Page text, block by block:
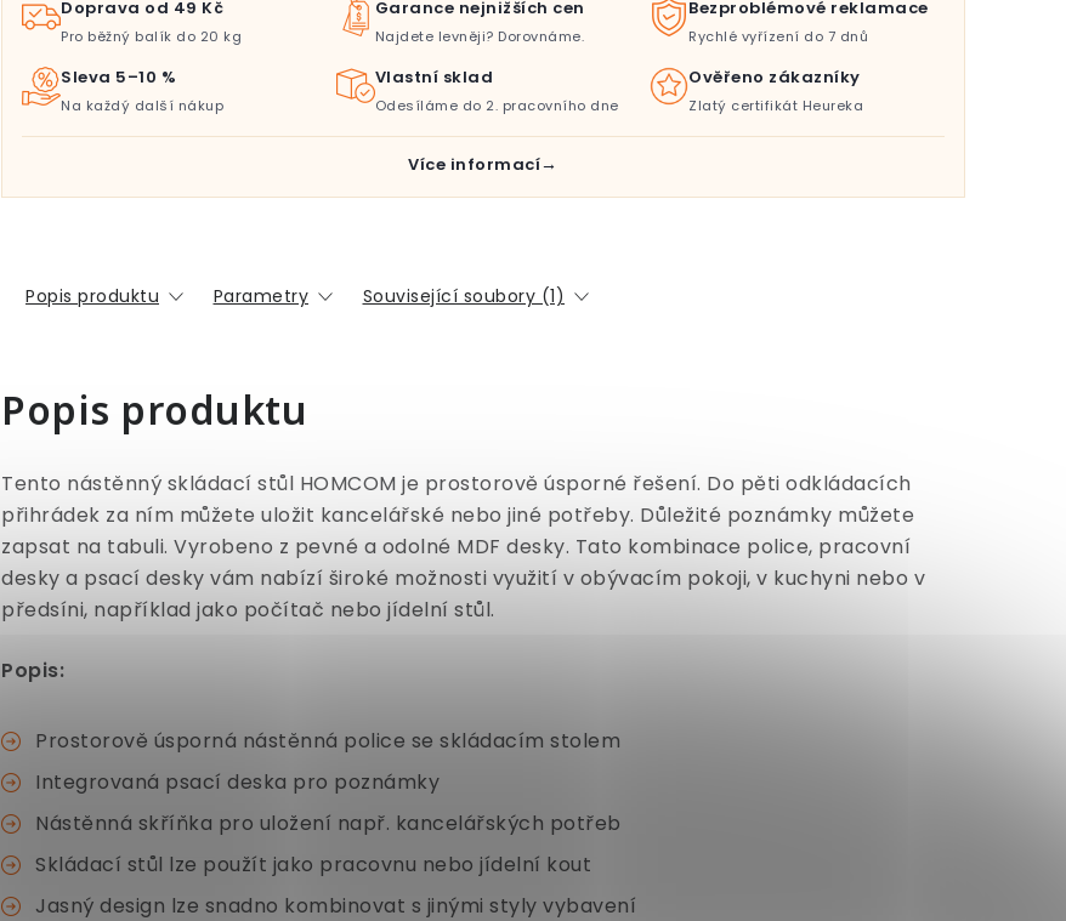
Doprava od 49 Kč
Pro běžný balík do 20 kg
Garance nejnižších cen
Najdete levněji? Dorovnáme.
Bezproblémové reklamace
Rychlé vyřízení do 7 dnů
Sleva 5–10 %
Na každý další nákup
Vlastní sklad
Odesíláme do 2. pracovního dne
Ověřeno zákazníky
Zlatý certifikát Heureka
Více informací
Popis produktu Parametry Související soubory (1)
Popis produktu
Tento nástěnný skládací stůl HOMCOM je prostorově úsporné řešení. Do pěti odkládacích
přihrádek za ním můžete uložit kancelářské nebo jiné potřeby. Důležité poznámky můžete
zapsat na tabuli. Vyrobeno z pevné a odolné MDF desky. Tato kombinace police, pracovní
desky a psací desky vám nabízí široké možnosti využití v obývacím pokoji, v kuchyni nebo v
předsíni, například jako počítač nebo jídelní stůl.
Popis:
Prostorově úsporná nástěnná police se skládacím stolem
Integrovaná psací deska pro poznámky
Nástěnná skříňka pro uložení např. kancelářských potřeb
Skládací stůl lze použít jako pracovnu nebo jídelní kout
Jasný design lze snadno kombinovat s jinými styly vybavení